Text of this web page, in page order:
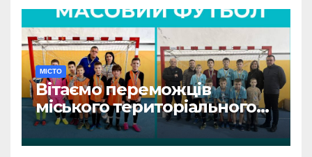
МІСТО
Вітаємо переможців
міського територіального
етапу змагань «Пліч-о-пліч:
Всеукраїнські шкільні ліги»